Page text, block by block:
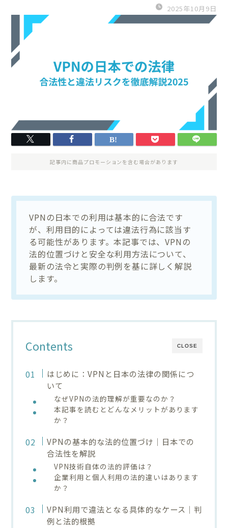
2025年10月9日
記事内に商品プロモーションを含む場合があります
VPNの日本での利用は基本的に合法です
が、利用目的によっては違法行為に該当す
る可能性があります。本記事では、VPNの
法的位置づけと安全な利用方法について、
最新の法令と実際の判例を基に詳しく解説
します。
CLOSE
Contents
はじめに：VPNと日本の法律の関係につ
いて
なぜVPNの法的理解が重要なのか？
本記事を読むとどんなメリットがあります
か？
VPNの基本的な法的位置づけ｜日本での
合法性を解説
VPN技術自体の法的評価は？
企業利用と個人利用の法的違いはあります
か？
VPN利用で違法となる具体的なケース｜判
例と法的根拠